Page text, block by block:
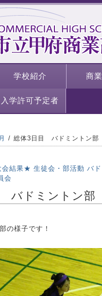
学校紹介 商
入学許可予定者
総体3日目 バドミントン部
結果★ 生徒会・部活動 バ
会
バドミントン部
の様子です！